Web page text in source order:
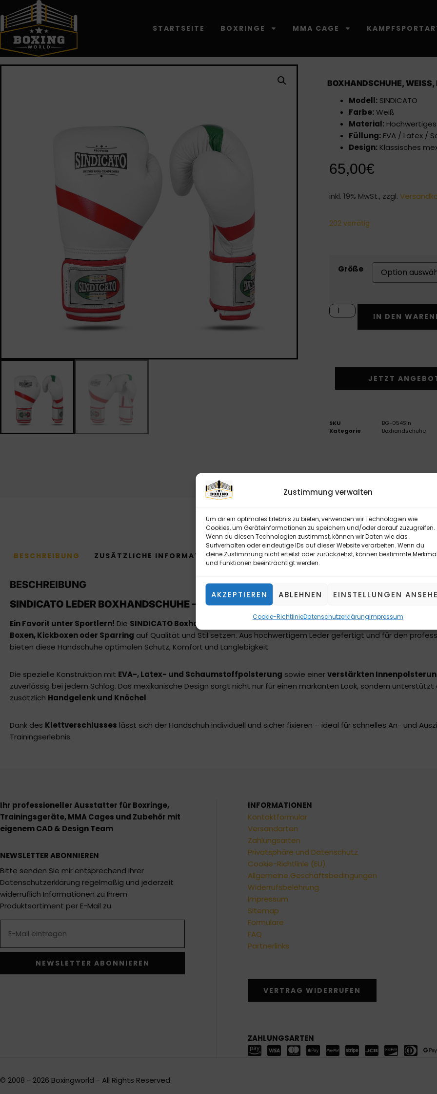
Zustimmung verwalten
Um dir ein optimales Erlebnis zu bieten, verwenden wir Technologien wie
Cookies, um Geräteinformationen zu speichern und/oder darauf zuzugreifen.
Wenn du diesen Technologien zustimmst, können wir Daten wie das
Surfverhalten oder eindeutige IDs auf dieser Website verarbeiten. Wenn du
deine Zustimmung nicht erteilst oder zurückziehst, können bestimmte
und Funktionen beeinträchtigt werden.
AKZEPTIEREN ABLEHNEN EINSTELLUNGEN
Cookie-RichtlinieDatenschutzerklärungImpressum
STARTSEITE BOXRINGE MMA CAGE
BOXHANDSCHUHE, WEISS,
Modell:SINDICATO
Farbe:Weiß
Material:Hochwertiges
Füllung:EVA / Latex /
Design:Klassisches
65,00€
inkl. 19% MwSt., zzgl.
202 vorrätig
Größe
IN DEN
JETZT
SKU
BG-054Sin
Kategorie
Boxhandschuhe
BESCHREIBUNG ZUSÄTZLICHE INFORMATIONEN
BESCHREIBUNG
SINDICATO LEDER BOXHANDSCHUHE – MEXIKANISCHES DESIGN & PROFI-SCHUTZ
Ein Favorit unter Sportlern! Die SINDICATO Boxhandschuhe mexikanischen Design
sind die
Boxen, Kickboxen oder Sparring auf Qualität und Stil setzen. Aus hochwertigem Leder gefertigt und für den
bieten diese Handschuhe optimalen Schutz, Komfort und Langlebigkeit.
Die spezielle Konstruktion mit EVA-, Latex- und Schaumstoffpolsterung sowie einerverstärkten
zuverlässig bei jedem Schlag. Das mexikanische Design sorgt nicht nur für einen markanten Look, sondern unterstützt
zusätzlich Handgelenk und Knöchel.
Dank des Klettverschlusses lässt sich der Handschuh individuell und sicher fixieren – ideal für schnelles An- und
Trainingserlebnis.
Ihr professioneller Ausstatter für Boxringe,
Trainingsgeräte, MMA Cages und Zubehör mit
eigenem CAD & Design Team
NEWSLETTER ABONNIEREN
Bitte senden Sie mir entsprechend Ihrer
Datenschutzerklärung regelmäßig und jederzeit
widerruflich Informationen zu Ihrem
Produktsortiment per E-Mail zu.
NEWSLETTER ABONNIEREN
INFORMATIONEN
Kontaktformular
Versandarten
Zahlungsarten
Privatsphäre und Datenschutz
Cookie-Richtlinie (EU)
Allgemeine Geschäftsbedingungen
Widerrufsbelehrung
Impressum
Sitemap
Formulare
FAQ
Partnerlinks
VERTRAG WIDERRUFEN
ZAHLUNGSARTEN
© 2008 - 2026 Boxingworld - All Rights Reserved.